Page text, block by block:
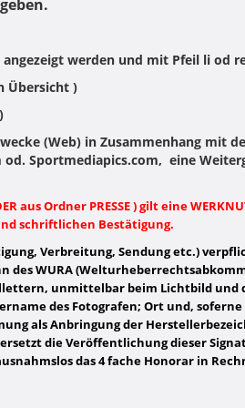
werden und mit Pfeil li od
Übersicht )
(Web) in Zusammenhang mit
Sportmediapics.com, eine
aus Ordner PRESSE ) gilt eine
schriftlichen Bestätigung.
Verbreitung, Sendung etc.)
des WURA
unmittelbar beim Lichtbild und
des Fotografen; Ort und,
als Anbringung der
die Veröffentlichung dieser
das 4 fache Honorar in